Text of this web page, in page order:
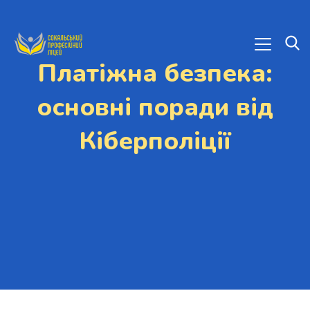
Платіжна безпека:
основні поради від
Кіберполіції